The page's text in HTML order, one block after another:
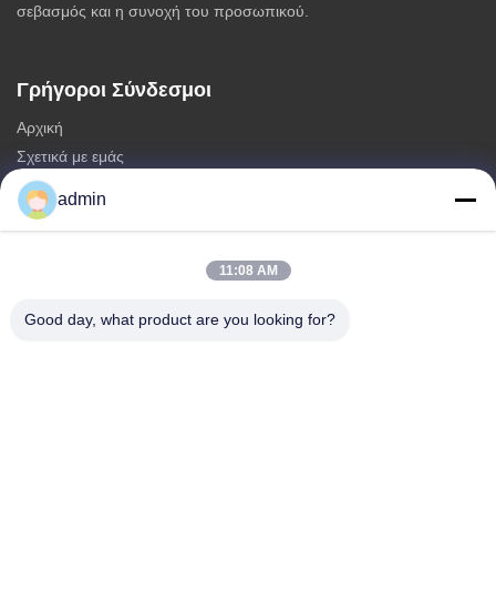
σεβασμός και η συνοχή του προσωπικού.
Γρήγοροι Σύνδεσμοι
Αρχική
Σχετικά με εμάς
προϊόντα
Επικοινωνήστε μαζί μας
τριγωνικός πύργος κεραίας
admin
11:08 AM
Good day, what product are you looking for?